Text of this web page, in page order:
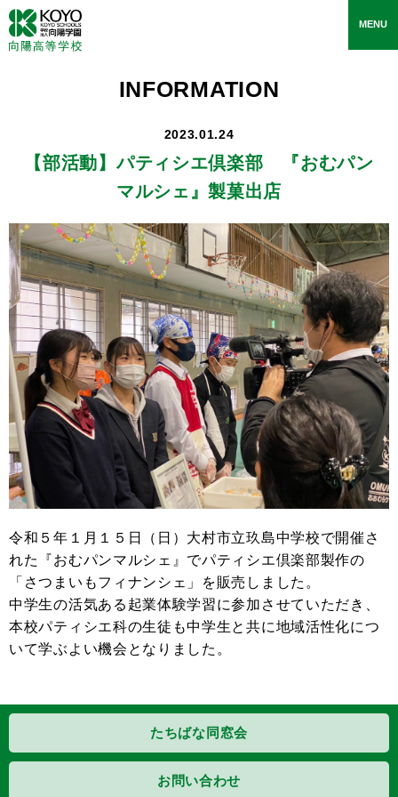
toggle
MENU
INFORMATION
2023.01.24
【部活動】パティシエ倶楽部 『おむパン
マルシェ』製菓出店
令和５年１月１５日（日）大村市立玖島中学校で開催さ
れた『おむパンマルシェ』でパティシエ倶楽部製作の
「さつまいもフィナンシェ」を販売しました。
中学生の活気ある起業体験学習に参加させていただき、
本校パティシエ科の生徒も中学生と共に地域活性化につ
いて学ぶよい機会となりました。
たちばな同窓会
お問い合わせ